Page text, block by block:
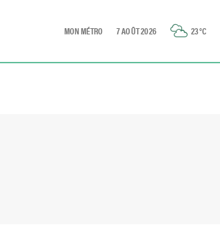
MON MÉTRO 7 AOÛT 2026 23°C